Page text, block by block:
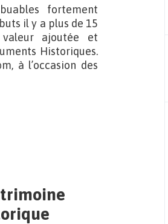
fortement
il y a plus de 15
ajoutée et
Historiques.
à l’occasion des